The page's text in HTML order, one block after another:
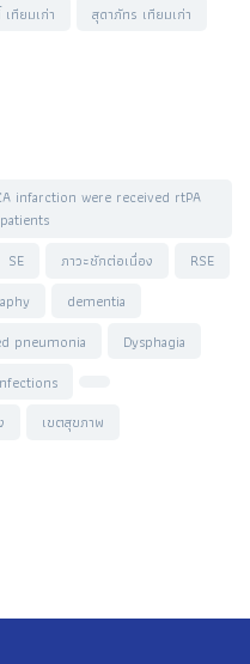
ทียมเก่า สุดาภัทร เทียมเก่า
infarction were received rtPA
SE ภาวะชักต่อเนื่อง
RSE
dementia
pneumonia
Dysphagia
เขตสุขภาพ